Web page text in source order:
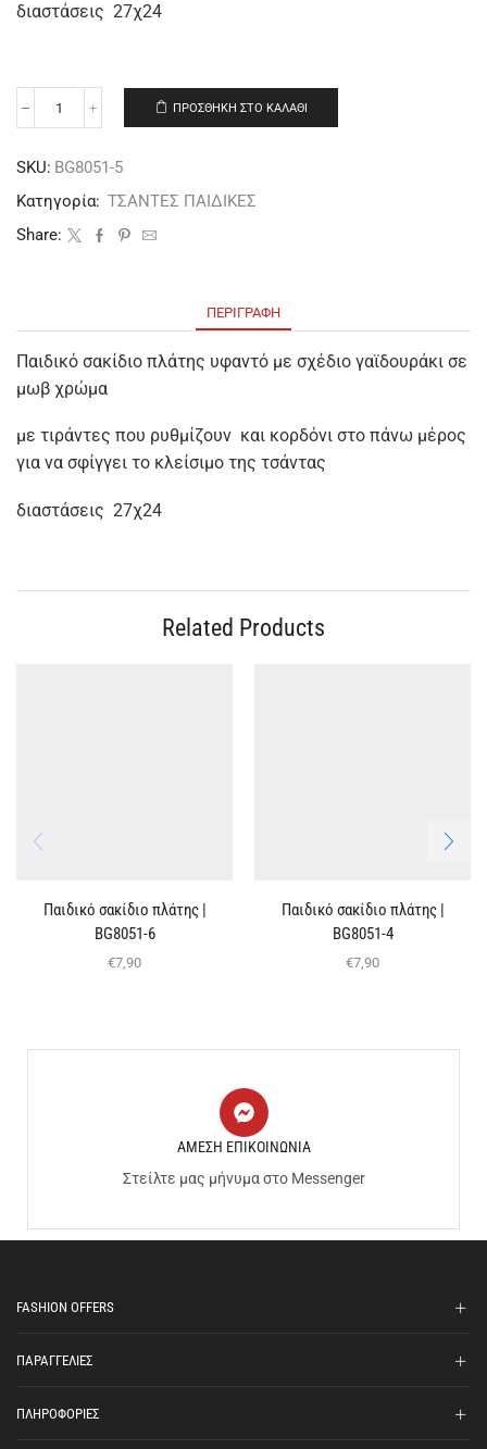
διαστάσεις 27χ24
ΠΡΟΣΘΉΚΗ ΣΤΟ ΚΑΛΆΘΙ
SKU: BG8051-5
Κατηγορία: ΤΣΑΝΤΕΣ ΠΑΙΔΙΚΕΣ
Share:
ΠΕΡΙΓΡΑΦΉ
Παιδικό σακίδιο πλάτης υφαντό με σχέδιο γαϊδουράκι σε
μωβ χρώμα
με τιράντες που ρυθμίζουν και κορδόνι στο πάνω μέρος
για να σφίγγει το κλείσιμο της τσάντας
διαστάσεις 27χ24
Related Products
Παιδικό σακίδιο πλάτης |
BG8051-6
€7,90
Παιδικό σακίδιο πλάτης |
BG8051-4
€7,90
ΑΜΕΣΗ ΕΠΙΚΟΙΝΩΝΙΑ
Στείλτε μας μήνυμα στο Messenger
FASHION OFFERS
ΠΑΡΑΓΓΕΛΙΕΣ
ΠΛΗΡΟΦΟΡΙΕΣ